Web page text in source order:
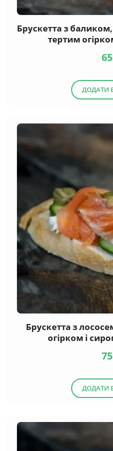
Брускетта з
тертим
65
ДОДАТИ
Брускетта з
огірком і
75
ДОДАТИ